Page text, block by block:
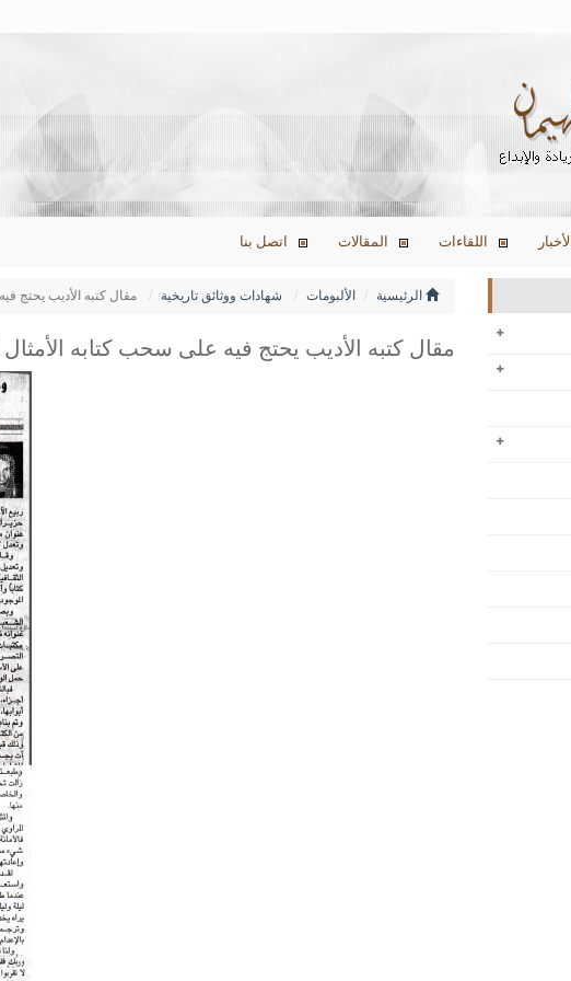
الأخبار اللقاءات المقالات اتصل بنا
الرئيسية الألبومات شهادات ووثائق تاريخية مقال كتبه الأديب يحتج
مقال كتبه الأديب يحتج فيه على سحب كتابه الأمثال